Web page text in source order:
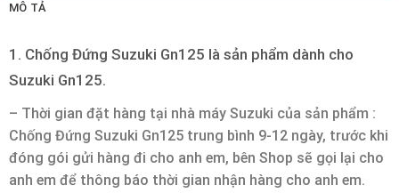
MÔ TẢ
1. Chống Đứng Suzuki Gn125 là sản phẩm dành cho
Suzuki Gn125.
– Thời gian đặt hàng tại nhà máy Suzuki của sản phẩm :
Chống Đứng Suzuki Gn125 trung bình 9-12 ngày, trước khi
đóng gói gửi hàng đi cho anh em, bên Shop sẽ gọi lại cho
anh em để thông báo thời gian nhận hàng cho anh em.